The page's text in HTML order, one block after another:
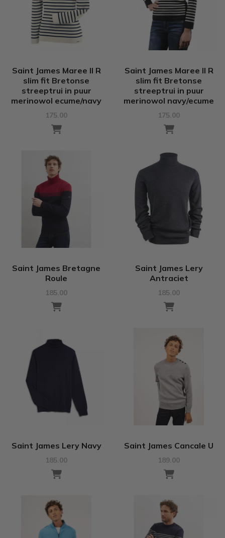
Saint James Maree II R
slim fit Bretonse
streeptrui in puur
merinowol ecume/navy
175.00
Saint James Maree II R
slim fit Bretonse
streeptrui in puur
merinowol navy/ecume
175.00
Saint James Bretagne
Roule
185.00
Saint James Lery
Antraciet
185.00
Saint James Lery Navy
185.00
Saint James Cancale U
189.00